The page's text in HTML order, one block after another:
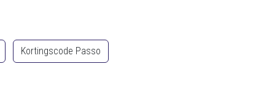
Kortingscode Passo